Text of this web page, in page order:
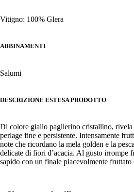
Vitigno: 100% Glera
ABBINAMENTI
Salumi
DESCRIZIONE ESTESA PRODOTTO
Di colore giallo paglierino cristallino, rivela
perlage fine e persistente. Intensamente
note che ricordano la mela golden e la
delicate di fiori d’acacia. Al gusto irrompe
sapido con un finale piacevolmente fruttato